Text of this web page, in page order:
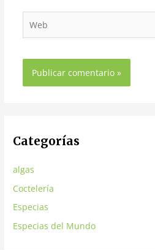
Categorías
algas
Coctelería
Especias
Especias del Mundo